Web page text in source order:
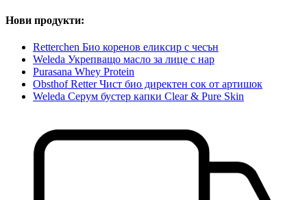
Нови продукти:
Retterchen Био коренов еликсир с чесън
Weleda Укрепващо масло за лице с нар
Purasana Whey Protein
Obsthof Retter Чист био директен сок от артишок
Weleda Серум бустер капки Clear & Pure Skin